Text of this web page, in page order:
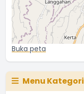
Buka peta
Menu Kategori